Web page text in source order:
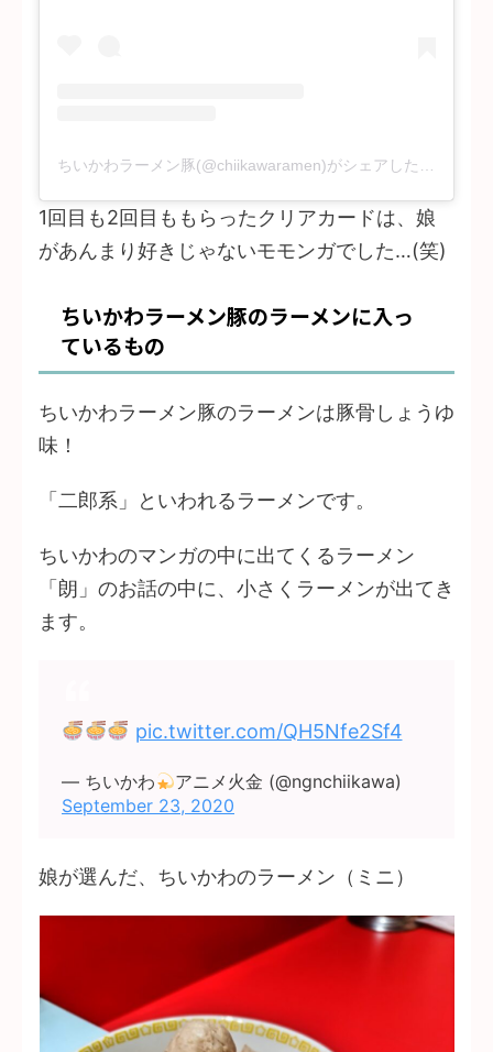
ちいかわラーメン豚(@chiikawaramen)がシェアした投稿
1回目も2回目ももらったクリアカードは、娘
があんまり好きじゃないモモンガでした…(笑)
ちいかわラーメン豚のラーメンに入っ
ているもの
ちいかわラーメン豚のラーメンは豚骨しょうゆ
味！
「二郎系」といわれるラーメンです。
ちいかわのマンガの中に出てくるラーメン
「朗」のお話の中に、小さくラーメンが出てき
ます。
pic.twitter.com/QH5Nfe2Sf4
— ちいかわ
アニメ火金 (@ngnchiikawa)
September 23, 2020
娘が選んだ、ちいかわのラーメン（ミニ）